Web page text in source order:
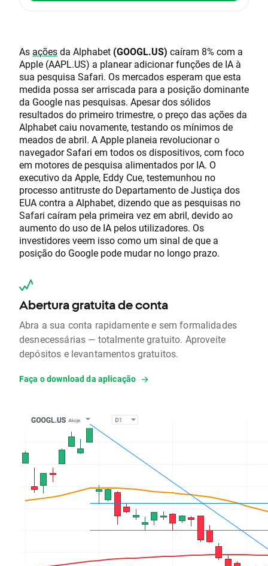
As açõesda Alphabet (GOOGL.US) caíram 8% com a
Apple (AAPL.US) a planear adicionar funções de IA à
sua pesquisa Safari. Os mercados esperam que esta
medida possa ser arriscada para a posição dominante
da Google nas pesquisas. Apesar dos sólidos
resultados do primeiro trimestre, o preço das ações da
Alphabet caiu novamente, testando os mínimos de
meados de abril. A Apple planeia revolucionar o
navegador Safari em todos os dispositivos, com foco
em motores de pesquisa alimentados por IA. O
executivo da Apple, Eddy Cue, testemunhou no
processo antitruste do Departamento de Justiça dos
EUA contra a Alphabet, dizendo que as pesquisas no
Safari caíram pela primeira vez em abril, devido ao
aumento do uso de IA pelos utilizadores. Os
investidores veem isso como um sinal de que a
posição do Google pode mudar no longo prazo.
Abertura gratuita de conta
Abra a sua conta rapidamente e sem formalidades
desnecessárias — totalmente gratuito. Aproveite
depósitos e levantamentos gratuitos.
Faça o download da aplicação